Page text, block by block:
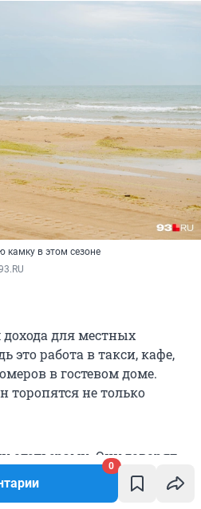
0
камку в этом сезоне
для местных
это работа в такси, кафе,
в гостевом доме.
торопятся не только
отельерами. Они говорят,
вот именно июль, август
хорошо, у кого-то